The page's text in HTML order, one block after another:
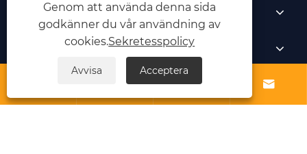
Produkt
Nybörjare
 
Genom att använda denna sida
godkänner du vår användning av
cookies.Sekretesspolicy
Avvisa Acceptera